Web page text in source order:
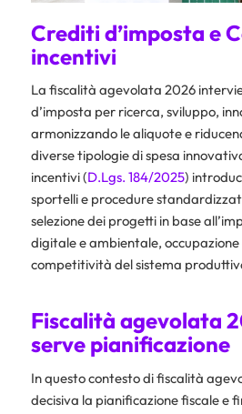
Crediti d’imposta e
incentivi
La fiscalità agevolata 2026
d’imposta per ricerca, sviluppo,
armonizzando le aliquote e
diverse tipologie di spesa
incentivi (D.Lgs. 184/2025)
sportelli e procedure
selezione dei progetti in base
digitale e ambientale,
competitività del sistema
Fiscalità agevolata
serve pianificazione
In questo contesto di fiscalità
decisiva la pianificazione fiscale e